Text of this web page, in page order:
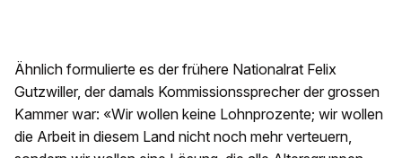
Ähnlich formulierte es der frühere Nationalrat Felix
Gutzwiller, der damals Kommissionssprecher der grossen
Kammer war: «Wir wollen keine Lohnprozente; wir wollen
die Arbeit in diesem Land nicht noch mehr verteuern,